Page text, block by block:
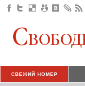
СВЕЖИЙ НОМЕР